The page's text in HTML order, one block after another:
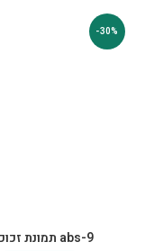
-30%
abs-9 תמונת זכוכית